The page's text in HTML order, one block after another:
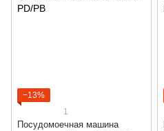
−13%
1
Посудомоечная машина